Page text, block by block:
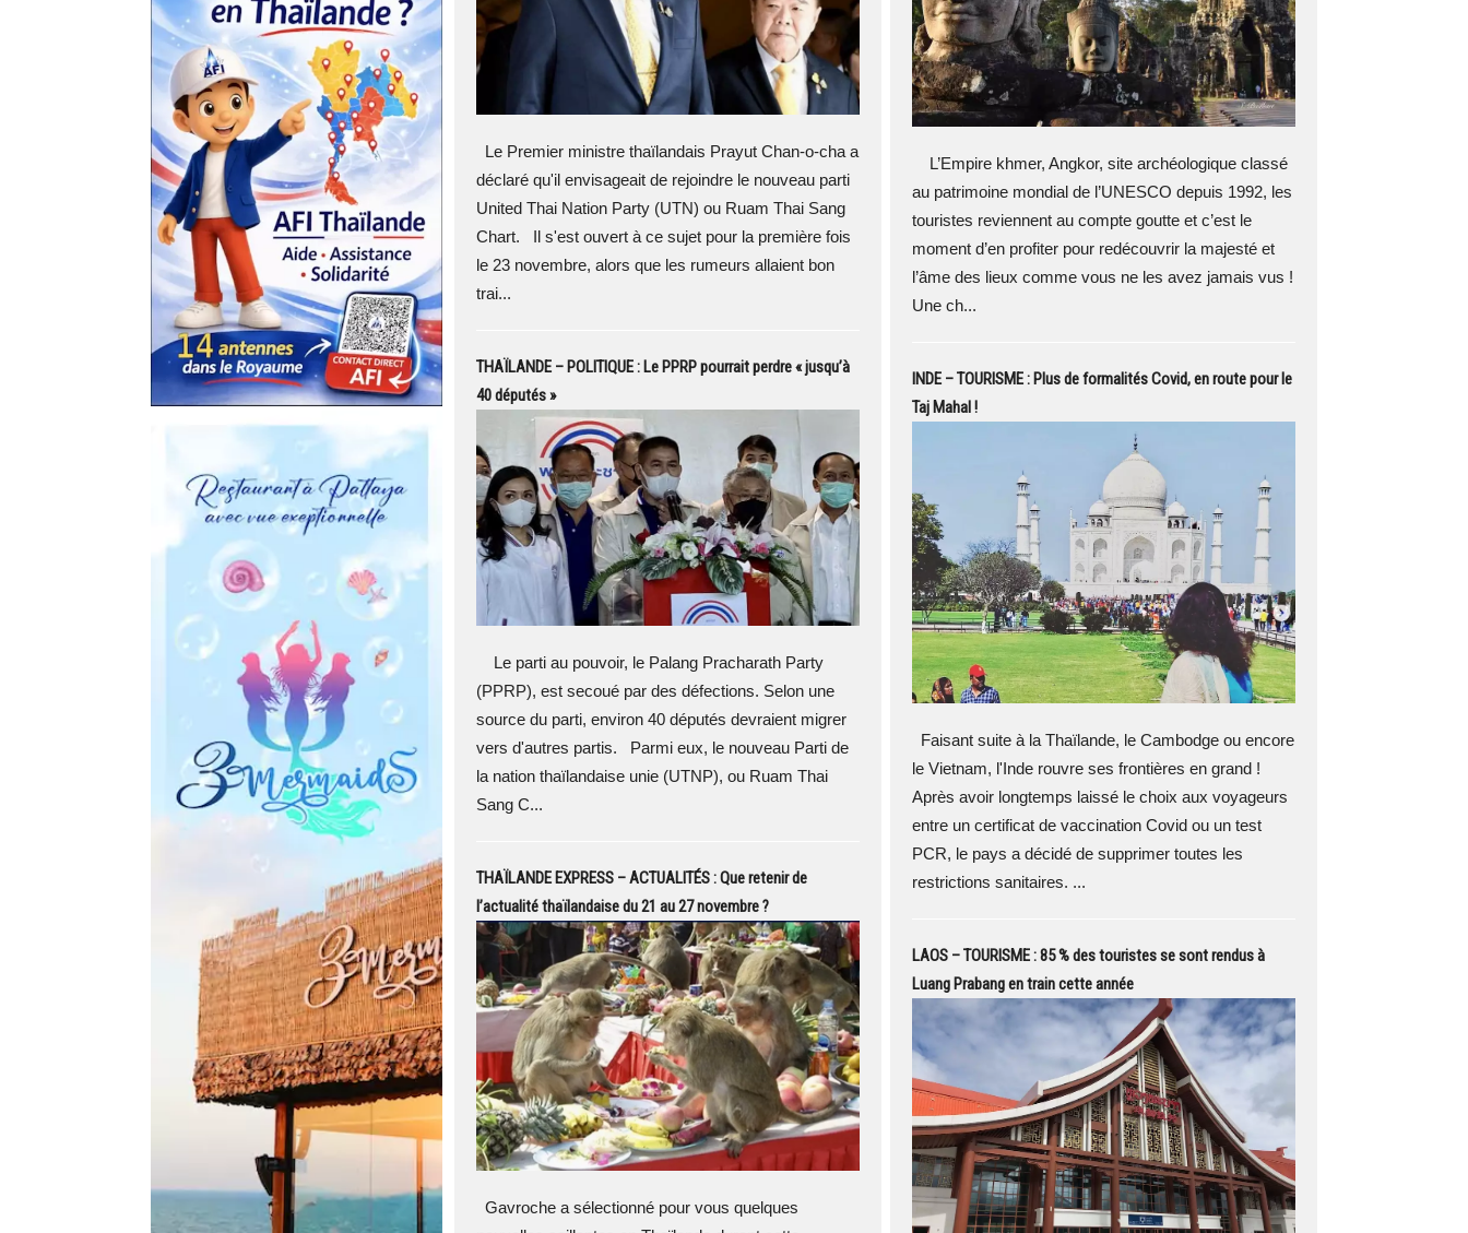
Le Premier ministre thaïlandais Prayut Chan-o-cha a
déclaré qu'il envisageait de rejoindre le nouveau parti
United Thai Nation Party (UTN) ou Ruam Thai Sang
Chart. Il s'est ouvert à ce sujet pour la première fois
le 23 novembre, alors que les rumeurs allaient bon
trai...
THAÏLANDE – POLITIQUE : Le PPRP pourrait perdre « jusqu’à
40 députés »
Le parti au pouvoir, le Palang Pracharath Party
(PPRP), est secoué par des défections. Selon une
source du parti, environ 40 députés devraient migrer
vers d'autres partis. Parmi eux, le nouveau Parti de
la nation thaïlandaise unie (UTNP), ou Ruam Thai
Sang C...
THAÏLANDE EXPRESS – ACTUALITÉS : Que retenir de
l’actualité thaïlandaise du 21 au 27 novembre ?
Gavroche a sélectionné pour vous quelques
L’Empire khmer, Angkor, site archéologique classé
au patrimoine mondial de l’UNESCO depuis 1992, les
touristes reviennent au compte goutte et c’est le
moment d’en profiter pour redécouvrir la majesté et
l’âme des lieux comme vous ne les avez jamais vus !
Une ch...
INDE – TOURISME : Plus de formalités Covid, en route pour le
Taj Mahal !
Faisant suite à la Thaïlande, le Cambodge ou encore
le Vietnam, l'Inde rouvre ses frontières en grand !
Après avoir longtemps laissé le choix aux voyageurs
entre un certificat de vaccination Covid ou un test
PCR, le pays a décidé de supprimer toutes les
restrictions sanitaires. ...
LAOS – TOURISME : 85 % des touristes se sont rendus à
Luang Prabang en train cette année